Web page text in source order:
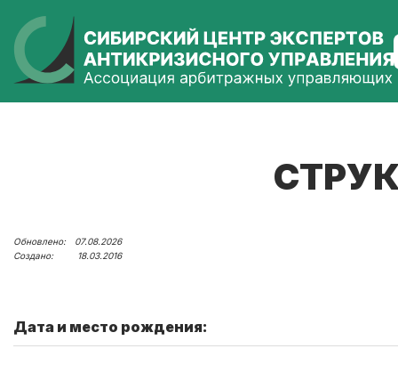
07.08.2026
18.03.2016
Дата и место рождения: